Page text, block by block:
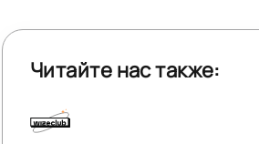
Читайте нас также: